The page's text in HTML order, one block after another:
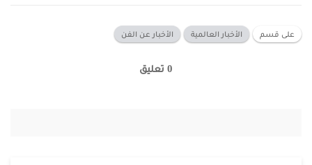
على قسم الأخبار العالمية الأخبار عن الفن
0 تعليق